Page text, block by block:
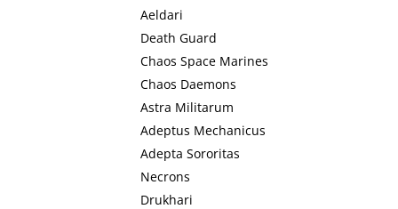
Aeldari
Death Guard
Chaos Space Marines
Chaos Daemons
Astra Militarum
Adeptus Mechanicus
Adepta Sororitas
Necrons
Drukhari
WARHAMMER 40000: EMPERORS
CHILDREN - BLISSBOUND WARBAND
EMPERORS CHILDREN - BLISSBOUND
WARBAND
4 499 Kč